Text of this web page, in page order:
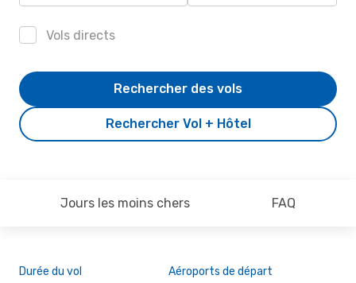
Vols directs
Rechercher Vol + Hôtel
Rechercher des vols
Jours les moins chers FAQ
Durée du vol Aéroports de départ